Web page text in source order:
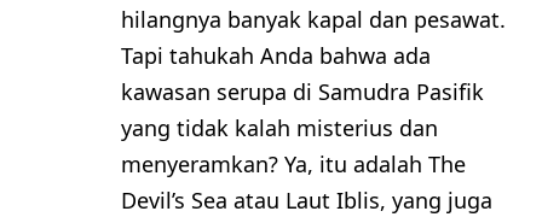
hilangnya banyak kapal dan pesawat.
Tapi tahukah Anda bahwa ada
kawasan serupa di Samudra Pasifik
yang tidak kalah misterius dan
menyeramkan? Ya, itu adalah The
Devil’s Sea atau Laut Iblis, yang juga